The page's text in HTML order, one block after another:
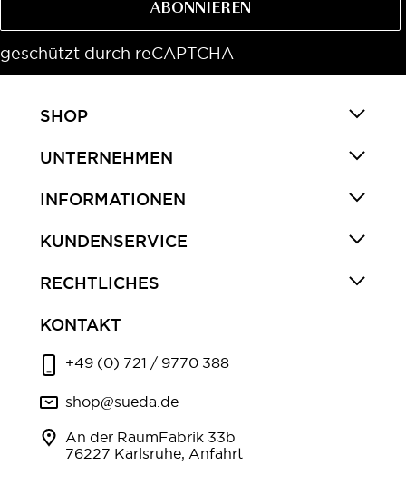
ABONNIEREN
geschützt durch reCAPTCHA
SHOP
UNTERNEHMEN
INFORMATIONEN
KUNDENSERVICE
RECHTLICHES
KONTAKT
+49 (0) 721 / 9770 388
shop@sueda.de
An der RaumFabrik 33b
76227 Karlsruhe, Anfahrt